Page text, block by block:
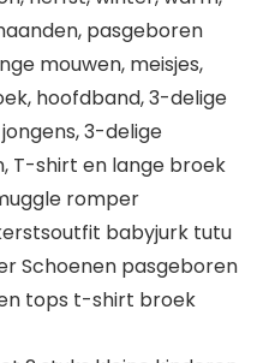
pasgeboren
mouwen, meisjes,
hoofdband, 3-delige
3-delige
T-shirt en lange broek
romper
babyjurk tutu
Schoenen pasgeboren
tops t-shirt broek